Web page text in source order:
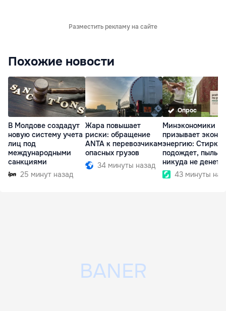
Разместить рекламу на сайте
Похожие новости
В Молдове создадут
новую систему учета
лиц под
международными
санкциями
25 минут назад
Жара повышает
риски: обращение
ANTA к перевозчикам
опасных грузов
34 минуты назад
Опрос
Минэкономики
призывает
энергию: Стирка
подождет, пыль
никуда не
43 минуты